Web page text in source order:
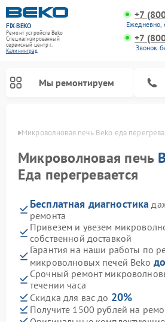
FIX-BEKO
Ремонт устройств Beko
Специализированный
cервисный центр г.
Калининград
+7
+7
Звонок
Мы ремонтируем
Микроволновая печь Beko еда
Микроволновая печь
Еда перегревается
Бесплатная диагностика
ремонта
Привезем и увезем
собственной доставкой
Гарантия на наши работы по
микроволновых печей Beko
Срочный ремонт
течении часа
Скидка для вас до 20%
Получите 1500 рублей на